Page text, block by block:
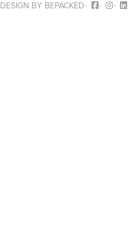
DESIGN BY BEPACKED